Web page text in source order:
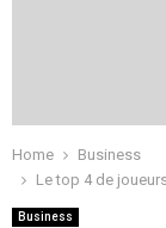
Home
Business
Le top 4 de
Business